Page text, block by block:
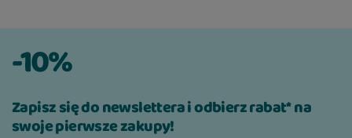
-10%
Zapisz się do newslettera i odbierz rabat* na
swoje pierwsze zakupy!